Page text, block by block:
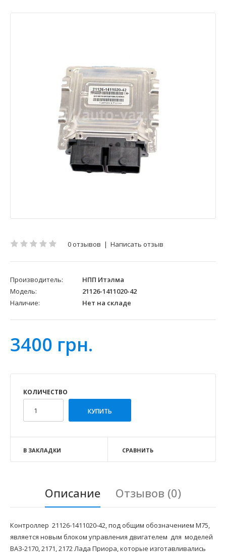
0 отзывов | Написать отзыв
Производитель:
НПП Итэлма
Модель:
21126-1411020-42
Наличие:
Нет на складе
3400 грн.
КОЛИЧЕСТВО
В ЗАКЛАДКИ СРАВНИТЬ
Описание Отзывов (0)
Контроллер 21126-1411020-42, под общим обозначением M75,
является новым блоком управления двигателем для моделей
ВАЗ-2170, 2171, 2172 Лада Приора, которые изготавливались